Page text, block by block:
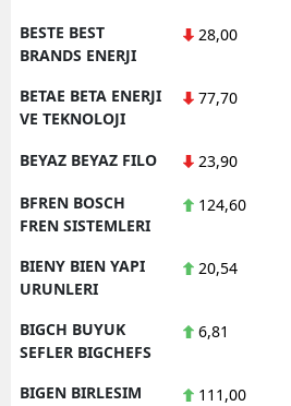
BESTE BEST
BRANDS ENERJI
28,00
BETAE BETA ENERJI
VE TEKNOLOJI
77,70
BEYAZ BEYAZ FILO 23,90
BFREN BOSCH
FREN SISTEMLERI
124,60
BIENY BIEN YAPI
URUNLERI
20,54
BIGCH BUYUK
SEFLER BIGCHEFS
6,81
BIGEN BIRLESIM
111,00